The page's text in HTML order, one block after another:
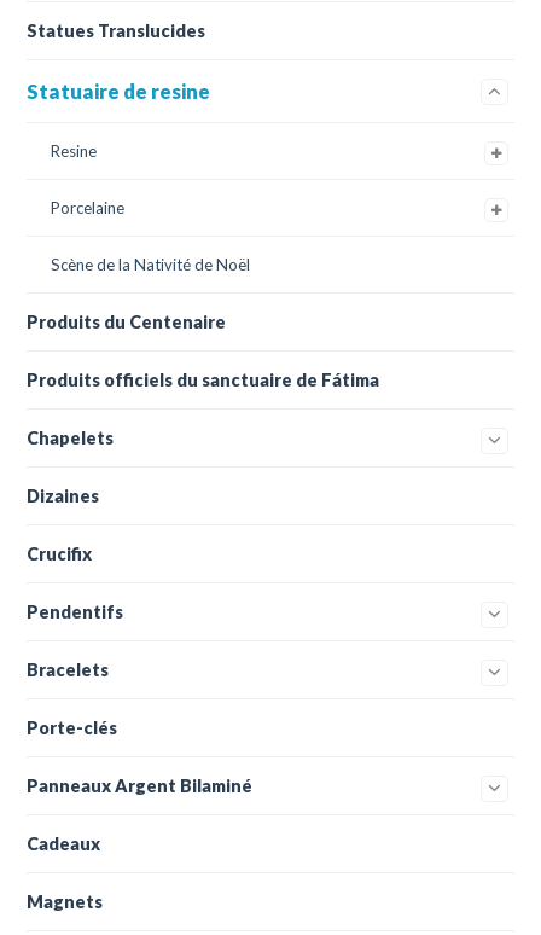
Statues Translucides
Statuaire de resine
Resine
Porcelaine
Scène de la Nativité de Noël
Produits du Centenaire
Produits officiels du sanctuaire de Fátima
Chapelets
Dizaines
Crucifix
Pendentifs
Bracelets
Porte-clés
Panneaux Argent Bilaminé
Cadeaux
Magnets